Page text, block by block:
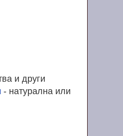
и други
- натурална или